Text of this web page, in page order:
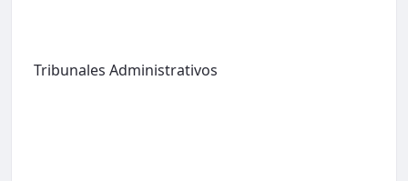
Tribunales Administrativos